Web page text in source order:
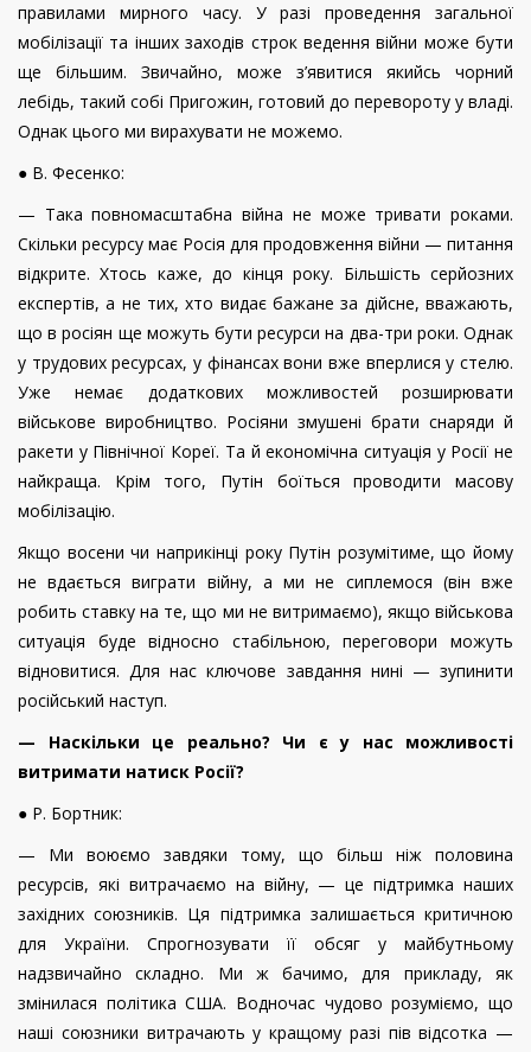
правилами мирного часу. У разі проведення загальної
мобілізації та інших заходів строк ведення війни може бути
ще більшим. Звичайно, може з’явитися якийсь чорний
лебідь, такий собі Пригожин, готовий до перевороту у владі.
Однак цього ми вирахувати не можемо.
● В. Фесенко:
— Така повномасштабна війна не може тривати роками.
Скільки ресурсу має Росія для продовження війни — питання
відкрите. Хтось каже, до кінця року. Більшість серйозних
експертів, а не тих, хто видає бажане за дійсне, вважають,
що в росіян ще можуть бути ресурси на два-три роки. Однак
у трудових ресурсах, у фінансах вони вже вперлися у стелю.
Уже немає додаткових можливостей розширювати
військове виробництво. Росіяни змушені брати снаряди й
ракети у Північної Кореї. Та й економічна ситуація у Росії не
найкраща. Крім того, Путін боїться проводити масову
мобілізацію.
Якщо восени чи наприкінці року Путін розумітиме, що йому
не вдається виграти війну, а ми не сиплемося (він вже
робить ставку на те, що ми не витримаємо), якщо військова
ситуація буде відносно стабільною, переговори можуть
відновитися. Для нас ключове завдання нині — зупинити
російський наступ.
— Наскільки це реально? Чи є у нас можливості
витримати натиск Росії?
● Р. Бортник:
— Ми воюємо завдяки тому, що більш ніж половина
ресурсів, які витрачаємо на війну, — це підтримка наших
західних союзників. Ця підтримка залишається критичною
для України. Спрогнозувати її обсяг у майбутньому
надзвичайно складно. Ми ж бачимо, для прикладу, як
змінилася політика США. Водночас чудово розуміємо, що
наші союзники витрачають у кращому разі пів відсотка —